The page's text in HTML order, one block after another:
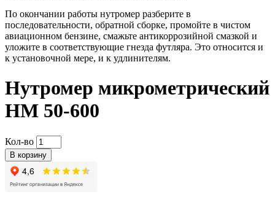
По окончании работы нутромер разберите в
последовательности, обратной сборке, промойте в чистом
авиационном бензине, смажьте антикоррозийной смазкой и
уложите в соответствующие гнезда футляра. Это относится и
к установочной мере, и к удлинителям.
Нутромер микрометрический
НМ 50-600
Кол-во
В корзину